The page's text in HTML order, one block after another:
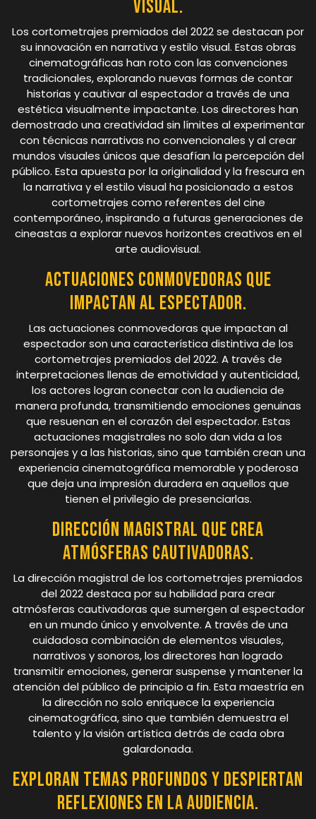
visual.
Los cortometrajes premiados del 2022 se destacan por
su innovación en narrativa y estilo visual. Estas obras
cinematográficas han roto con las convenciones
tradicionales, explorando nuevas formas de contar
historias y cautivar al espectador a través de una
estética visualmente impactante. Los directores han
demostrado una creatividad sin límites al experimentar
con técnicas narrativas no convencionales y al crear
mundos visuales únicos que desafían la percepción del
público. Esta apuesta por la originalidad y la frescura en
la narrativa y el estilo visual ha posicionado a estos
cortometrajes como referentes del cine
contemporáneo, inspirando a futuras generaciones de
cineastas a explorar nuevos horizontes creativos en el
arte audiovisual.
Actuaciones conmovedoras que
impactan al espectador.
Las actuaciones conmovedoras que impactan al
espectador son una característica distintiva de los
cortometrajes premiados del 2022. A través de
interpretaciones llenas de emotividad y autenticidad,
los actores logran conectar con la audiencia de
manera profunda, transmitiendo emociones genuinas
que resuenan en el corazón del espectador. Estas
actuaciones magistrales no solo dan vida a los
personajes y a las historias, sino que también crean una
experiencia cinematográfica memorable y poderosa
que deja una impresión duradera en aquellos que
tienen el privilegio de presenciarlas.
Dirección magistral que crea
atmósferas cautivadoras.
La dirección magistral de los cortometrajes premiados
del 2022 destaca por su habilidad para crear
atmósferas cautivadoras que sumergen al espectador
en un mundo único y envolvente. A través de una
cuidadosa combinación de elementos visuales,
narrativos y sonoros, los directores han logrado
transmitir emociones, generar suspense y mantener la
atención del público de principio a fin. Esta maestría en
la dirección no solo enriquece la experiencia
cinematográfica, sino que también demuestra el
talento y la visión artística detrás de cada obra
galardonada.
Exploran temas profundos y despiertan
reflexiones en la audiencia.